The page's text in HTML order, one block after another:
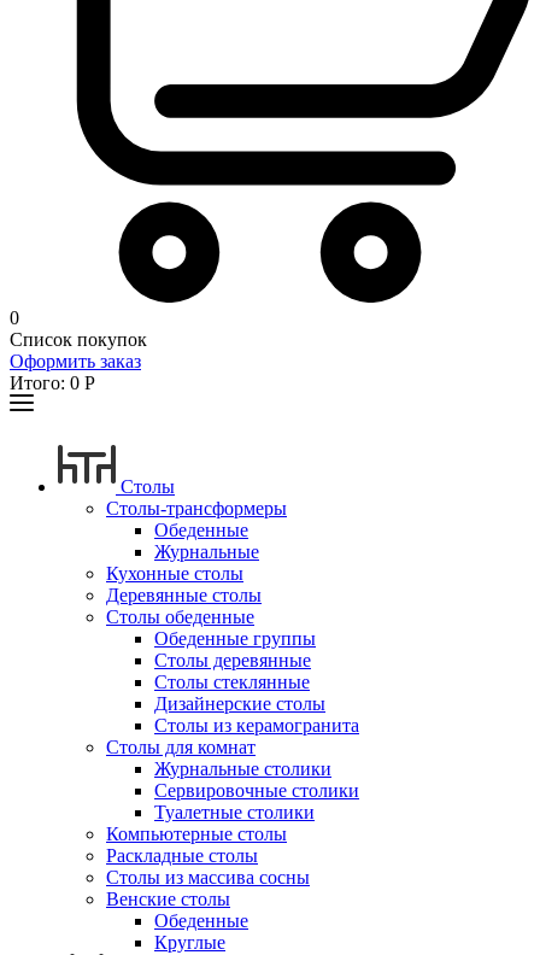
0
Список покупок
Оформить заказ
Итого: 0 Р
Столы
Столы-трансформеры
Обеденные
Журнальные
Кухонные столы
Деревянные столы
Столы обеденные
Обеденные группы
Столы деревянные
Столы стеклянные
Дизайнерские столы
Столы из керамогранита
Столы для комнат
Журнальные столики
Сервировочные столики
Туалетные столики
Компьютерные столы
Раскладные столы
Столы из массива сосны
Венские столы
Обеденные
Круглые